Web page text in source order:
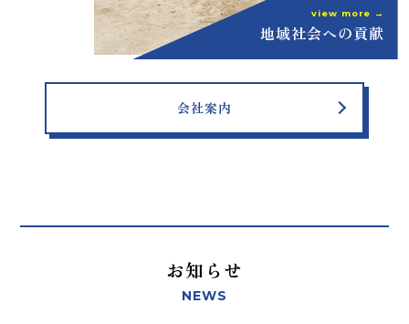
view more →
地域社会への貢献
会社案内
お知らせ
NEWS